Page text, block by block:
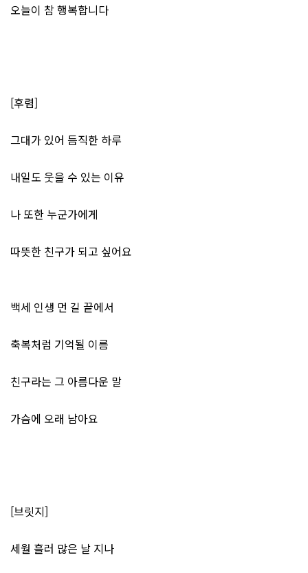
오늘이 참 행복합니다
[후렴]
그대가 있어 듬직한 하루
내일도 웃을 수 있는 이유
나 또한 누군가에게
따뜻한 친구가 되고 싶어요
백세 인생 먼 길 끝에서
축복처럼 기억될 이름
친구라는 그 아름다운 말
가슴에 오래 남아요
[브릿지]
세월 흘러 많은 날 지나